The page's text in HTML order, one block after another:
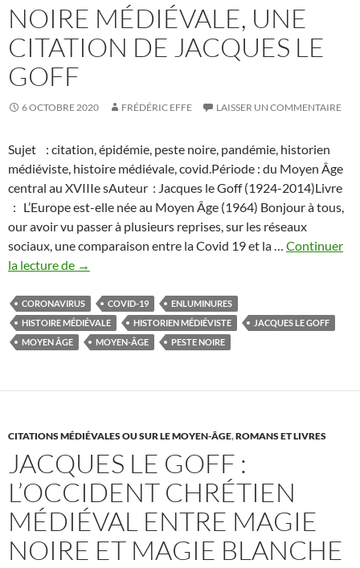
NOIRE MÉDIÉVALE, UNE
CITATION DE JACQUES LE
GOFF
6 OCTOBRE 2020 FRÉDÉRIC EFFE LAISSER UN COMMENTAIRE
Sujet : citation, épidémie, peste noire, pandémie, historien
médiéviste, histoire médiévale, covid.Période : du Moyen Âge
central au XVIIIe sAuteur : Jacques le Goff (1924-2014)Livre
: L’Europe est-elle née au Moyen Âge (1964) Bonjour à tous,
our avoir vu passer à plusieurs reprises, sur les réseaux
sociaux, une comparaison entre la Covid 19 et la … Continuer
la lecture de La
de
la
peste
De
Jacques
le
Goff
→
CORONAVIRUS COVID-19
ENLUMINURES
HISTOIRE MÉDIÉVALE
HISTORIEN MÉDIÉVISTE
JACQUES LE GOFF
MOYEN ÂGE
MOYEN-ÂGE PESTE NOIRE
CITATIONS MÉDIÉVALES OU SUR LE MOYEN-ÂGE,ROMANS ET LIVRES
JACQUES LE GOFF :
L’OCCIDENT CHRÉTIEN
MÉDIÉVAL ENTRE MAGIE
NOIRE ET MAGIE BLANCHE